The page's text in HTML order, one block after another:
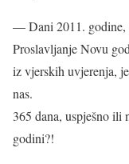
— Dani 2011. godine,
Proslavljanje Novu
iz vjerskih uvjerenja,
nas.
365 dana, uspješno ili
godini?!